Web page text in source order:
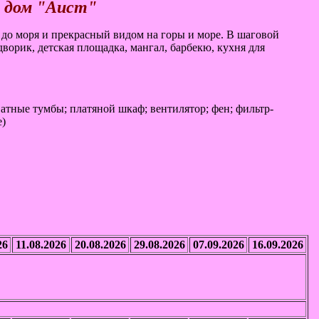
моря и прекрасный видом на горы и море. В шаговой
детская площадка, мангал, барбекю, кухня для
тумбы; платяной шкаф; вентилятор; фен; фильтр-
11.08.2026 20.08.2026 29.08.2026 07.09.2026 16.09.2026